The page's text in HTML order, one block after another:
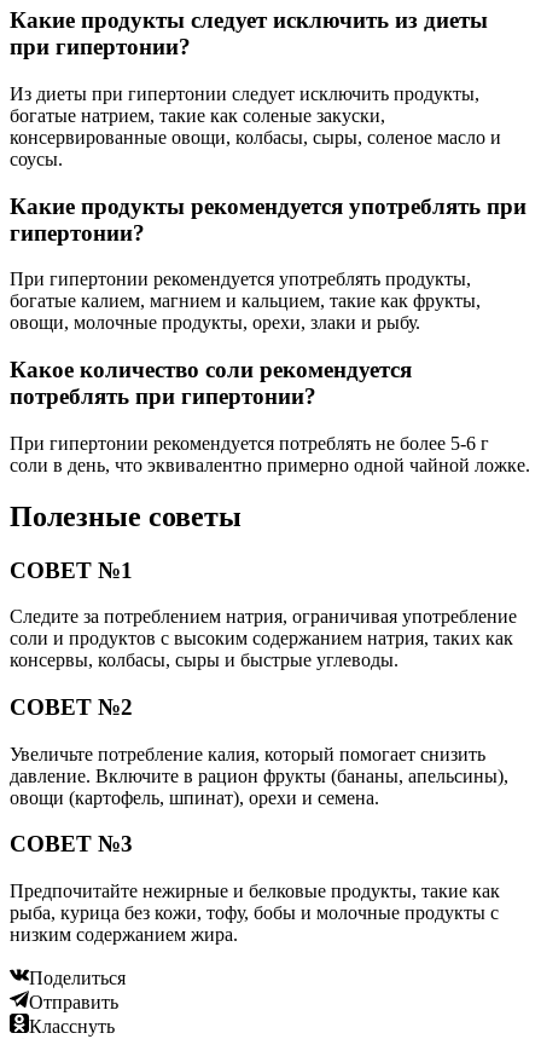
Какие продукты следует исключить из диеты
при гипертонии?
Из диеты при гипертонии следует исключить продукты,
богатые натрием, такие как соленые закуски,
консервированные овощи, колбасы, сыры, соленое масло и
соусы.
Какие продукты рекомендуется употреблять при
гипертонии?
При гипертонии рекомендуется употреблять продукты,
богатые калием, магнием и кальцием, такие как фрукты,
овощи, молочные продукты, орехи, злаки и рыбу.
Какое количество соли рекомендуется
потреблять при гипертонии?
При гипертонии рекомендуется потреблять не более 5-6 г
соли в день, что эквивалентно примерно одной чайной ложке.
Полезные советы
СОВЕТ №1
Следите за потреблением натрия, ограничивая употребление
соли и продуктов с высоким содержанием натрия, таких как
консервы, колбасы, сыры и быстрые углеводы.
СОВЕТ №2
Увеличьте потребление калия, который помогает снизить
давление. Включите в рацион фрукты (бананы, апельсины),
овощи (картофель, шпинат), орехи и семена.
СОВЕТ №3
Предпочитайте нежирные и белковые продукты, такие как
рыба, курица без кожи, тофу, бобы и молочные продукты с
низким содержанием жира.
Поделиться
Отправить
Класснуть